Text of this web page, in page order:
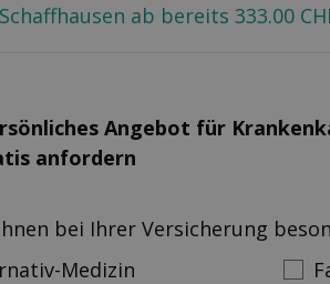
ab bereits 333.00
Angebot für
anfordern
bei Ihrer Versicherung
Medizin